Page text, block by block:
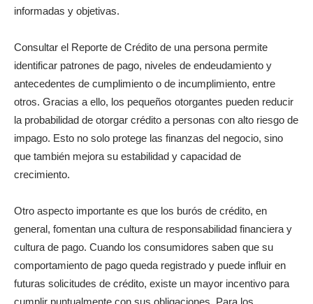
informadas y objetivas.
Consultar el Reporte de Crédito de una persona permite
identificar patrones de pago, niveles de endeudamiento y
antecedentes de cumplimiento o de incumplimiento, entre
otros. Gracias a ello, los pequeños otorgantes pueden reducir
la probabilidad de otorgar crédito a personas con alto riesgo de
impago. Esto no solo protege las finanzas del negocio, sino
que también mejora su estabilidad y capacidad de
crecimiento.
Otro aspecto importante es que los burós de crédito, en
general, fomentan una cultura de responsabilidad financiera y
cultura de pago. Cuando los consumidores saben que su
comportamiento de pago queda registrado y puede influir en
futuras solicitudes de crédito, existe un mayor incentivo para